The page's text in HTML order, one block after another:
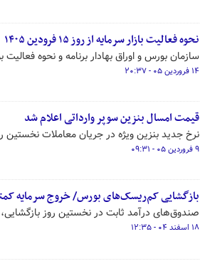
نحوه فعالیت بازار سرمایه از روز ۱۵ فرودین ۱۴۰۵
سازمان بورس و اوراق بهادار برنامه و نحوه فعالیت بورس‌ها
۱۴ فروردین ۰۵ - ۲۰:۳۷
قیمت امسال بنزین سوپر وارداتی اعلام شد
نرخ جدید بنزین ویژه در جریان معاملات
۹ فروردین ۰۵ - ۰۹:۳۱
بازگشایی کم‌ریسک‌های بورس/ خروج سرمایه کمتر از جنگ
صندوق‌های درآمد ثابت در نخستین روز بازگشایی، در مقایسه با جنگ ۱۲روزه،
۱۸ اسفند ۰۴ - ۱۲:۳۵